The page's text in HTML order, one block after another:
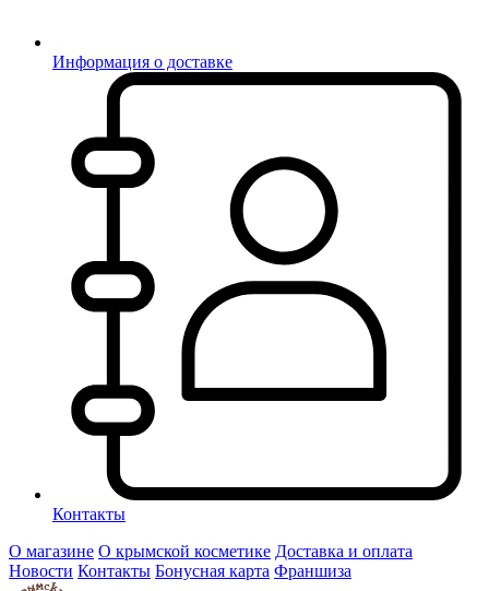
Информация о доставке
Контакты
О магазине О крымской косметике Доставка и оплата
Новости Контакты Бонусная карта Франшиза